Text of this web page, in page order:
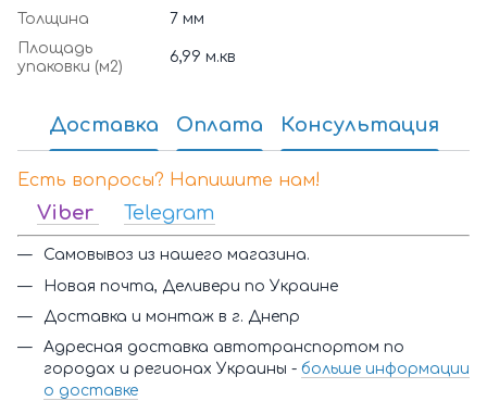
Толщина
7 мм
Площадь
упаковки (м2)
6,99 м.кв
Доставка Оплата Консультация
Есть вопросы? Напишите нам!
Viber Telegram
Самовывоз из нашего магазина.
Новая почта, Деливери по Украине
Доставка и монтаж в г. Днепр
Адресная доставка автотранспортом по
городах и регионах Украины - больше информации
о доставке